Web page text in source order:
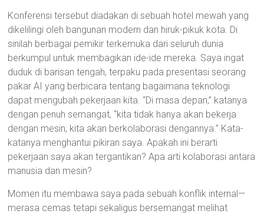
Konferensi tersebut diadakan di sebuah hotel mewah yang
dikelilingi oleh bangunan modern dan hiruk-pikuk kota. Di
sinilah berbagai pemikir terkemuka dari seluruh dunia
berkumpul untuk membagikan ide-ide mereka. Saya ingat
duduk di barisan tengah, terpaku pada presentasi seorang
pakar AI yang berbicara tentang bagaimana teknologi
dapat mengubah pekerjaan kita. “Di masa depan,” katanya
dengan penuh semangat, “kita tidak hanya akan bekerja
dengan mesin; kita akan berkolaborasi dengannya.” Kata-
katanya menghantui pikiran saya. Apakah ini berarti
pekerjaan saya akan tergantikan? Apa arti kolaborasi antara
manusia dan mesin?
Momen itu membawa saya pada sebuah konflik internal—
merasa cemas tetapi sekaligus bersemangat melihat